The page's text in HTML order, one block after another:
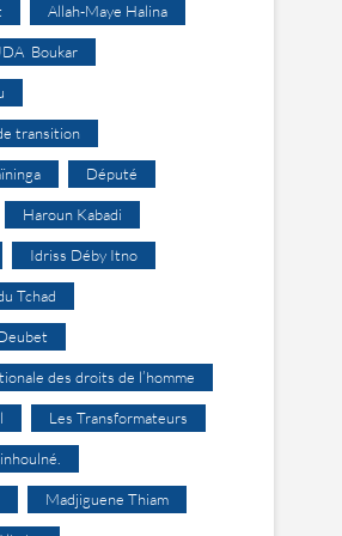
Allah-Maye Halina
Boukar
transition
Député
Haroun Kabadi
Idriss Déby Itno
Tchad
des droits de l’homme
Les Transformateurs
Madjiguene Thiam